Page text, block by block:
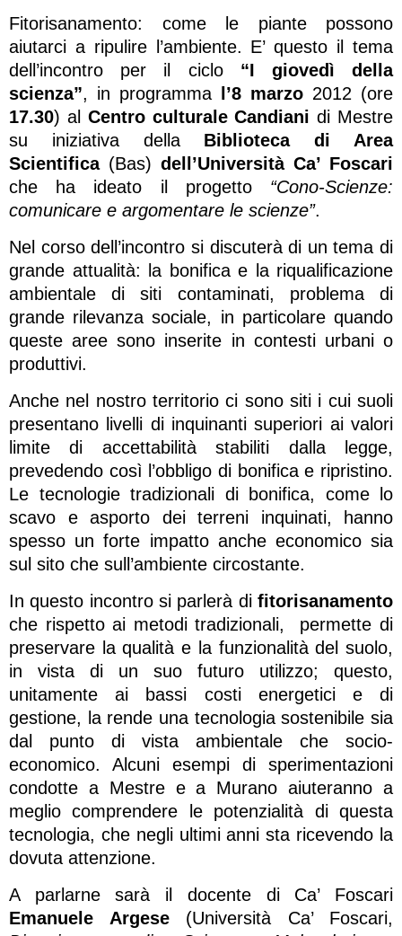
Fitorisanamento: come le piante possono
aiutarci a ripulire l’ambiente. E’ questo il tema
dell’incontro per il ciclo “I giovedì della
scienza”, in programma l’8 marzo 2012 (ore
17.30) al Centro culturale Candiani di Mestre
su iniziativa della Biblioteca di Area
Scientifica(Bas) dell’Università Ca’ Foscari
che ha ideato il progetto “Cono-Scienze:
comunicare e argomentare le scienze”.
Nel corso dell’incontro si discuterà di un tema di
grande attualità: la bonifica e la riqualificazione
ambientale di siti contaminati, problema di
grande rilevanza sociale, in particolare quando
queste aree sono inserite in contesti urbani o
produttivi.
Anche nel nostro territorio ci sono siti i cui suoli
presentano livelli di inquinanti superiori ai valori
limite di accettabilità stabiliti dalla legge,
prevedendo così l’obbligo di bonifica e ripristino.
Le tecnologie tradizionali di bonifica, come lo
scavo e asporto dei terreni inquinati, hanno
spesso un forte impatto anche economico sia
sul sito che sull’ambiente circostante.
In questo incontro si parlerà di fitorisanamento
che rispetto ai metodi tradizionali, permette di
preservare la qualità e la funzionalità del suolo,
in vista di un suo futuro utilizzo; questo,
unitamente ai bassi costi energetici e di
gestione, la rende una tecnologia sostenibile sia
dal punto di vista ambientale che socio-
economico. Alcuni esempi di sperimentazioni
condotte a Mestre e a Murano aiuteranno a
meglio comprendere le potenzialità di questa
tecnologia, che negli ultimi anni sta ricevendo la
dovuta attenzione.
A parlarne sarà il docente di Ca’ Foscari
Emanuele Argese(Università Ca’ Foscari,